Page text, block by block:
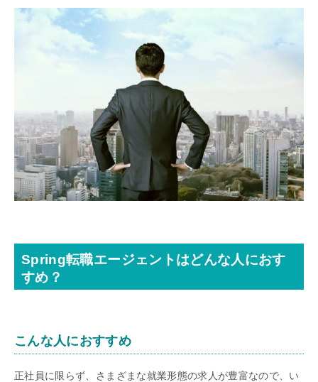
Spring転職エージェントはどんな人におす
すめ？
こんな人におすすめ
正社員に限らず、さまざまな就業形態の求人が豊富なので、い